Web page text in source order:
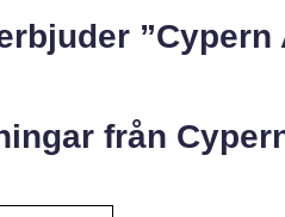
”Cypern
från